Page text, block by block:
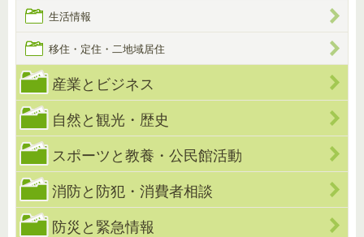
生活情報
移住・定住・二地域居住
産業とビジネス
自然と観光・歴史
スポーツと教養・公民館活動
消防と防犯・消費者相談
防災と緊急情報